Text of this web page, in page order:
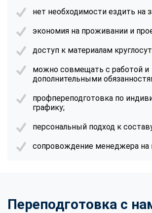
нет необходимости ездить на
экономия на проживании и
доступ к материалам
можно совмещать с работой и
дополнительными
профпереподготовка по
графику;
персональный подход к
сопровождение менеджера на
Переподготовка с